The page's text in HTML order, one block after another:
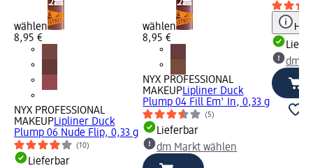
wählen
8,95 €
NYX PROFESSIONAL
MAKEUPLipliner Duck
Plump 06 Nude Flip, 0,33 g
(10)
Lieferbar
wählen
8,95 €
NYX PROFESSIONAL
MAKEUPLipliner Duck
Plump 04 Fill Em' In, 0,33 g
(5)
Lieferbar
dm Markt wählen
dm